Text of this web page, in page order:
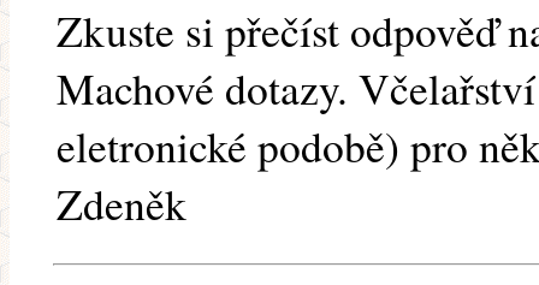
Zkuste si přečíst odpověď
Machové dotazy.
eletronické podobě) pro
Zdeněk